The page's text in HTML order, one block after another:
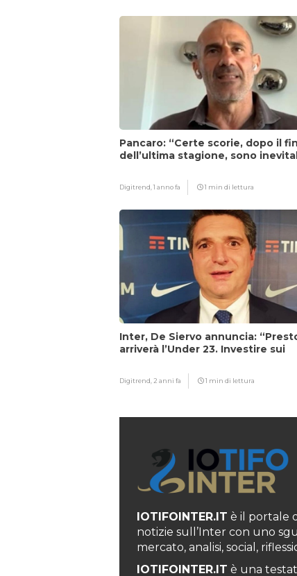
Pancaro: “Certe scorie, dopo il
dell’ultima stagione, sono
Digitrend,1 anno fa 1 min di lettura
Inter, De Siervo annuncia:
arriverà l’Under 23. Investire sui
Digitrend,2 anni fa 1 min di lettura
IOTIFOINTER.IT è il portale
notizie sull’Inter con uno
mercato, analisi, social,
IOTIFOINTER.IT è una